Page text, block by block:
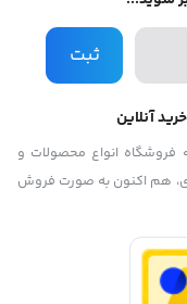
ثبت
آنلاین
فروشگاه انواع محصولات و
هم اکنون به صورت فروش